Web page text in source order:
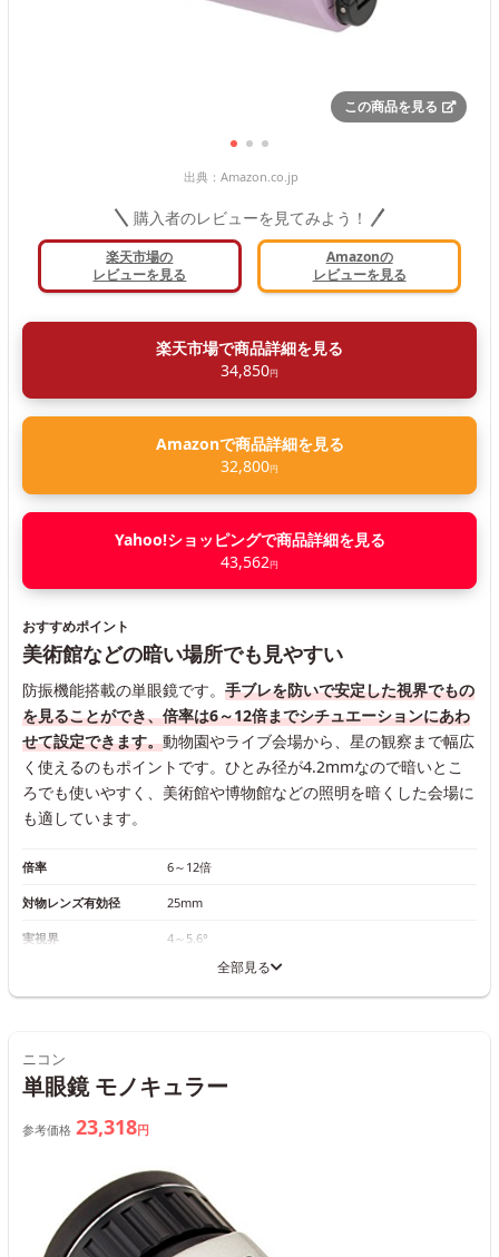
この商品を見る
出典： Amazon.co.jp
購入者のレビューを見てみよう！
楽天市場の
レビューを見る
Amazonの
レビューを見る
楽天市場で商品詳細を見る
34,850円
Amazonで商品詳細を見る
32,800円
Yahoo!ショッピングで商品詳細を見る
43,562円
おすすめポイント
美術館などの暗い場所でも見やすい
防振機能搭載の単眼鏡です。 手ブレを防いで安定した視界でもの
を見ることができ、倍率は6～12倍までシチュエーションにあわ
せて設定できます。動物園やライブ会場から、星の観察まで幅広
く使えるのもポイントです。ひとみ径が4.2mmなので暗いとこ
ろでも使いやすく、美術館や博物館などの照明を暗くした会場に
も適しています。
倍率 6～12倍
対物レンズ有効径 25mm
実視界 4～5.6°
全部見る
ニコン
単眼鏡 モノキュラー
参考価格 23,318円